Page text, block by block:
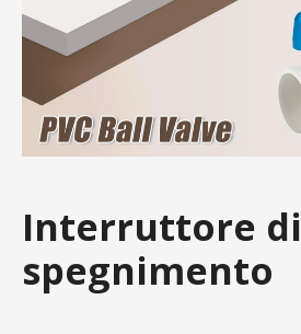
Interruttore di
spegnimento